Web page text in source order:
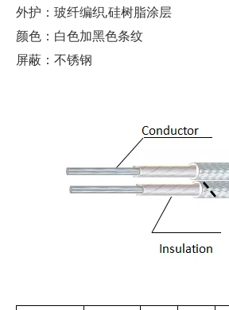
外护：玻纤编织,硅树脂涂层
颜色：白色加黑色条纹
屏蔽：不锈钢